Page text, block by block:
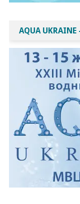
AQUA UKRAINE